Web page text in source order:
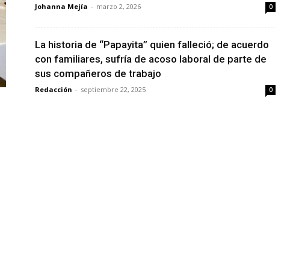
Johanna Mejía - marzo 2, 2026 0
La historia de “Papayita” quien falleció; de acuerdo
con familiares, sufría de acoso laboral de parte de
sus compañeros de trabajo
Redacción - septiembre 22, 2025 0